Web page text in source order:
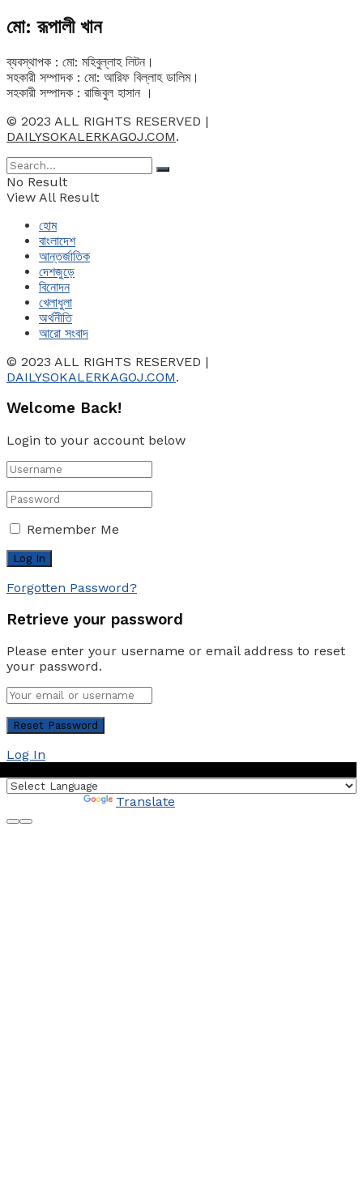
মো: রূপালী খান
ব্যবস্থাপক : মো: মহিবুল্লাহ লিটন।
সহকারী সম্পাদক : মো: আরিফ বিল্লাহ ডালিম।
সহকারী সম্পাদক : রাজিবুল হাসান ।
© 2023 ALL RIGHTS RESERVED |
DAILYSOKALERKAGOJ.COM.
No Result
View All Result
হোম
বাংলাদেশ
আন্তর্জাতিক
দেশজুড়ে
বিনোদন
খেলাধুলা
অর্থনীতি
আরো সংবাদ
© 2023 ALL RIGHTS RESERVED |
DAILYSOKALERKAGOJ.COM.
Welcome Back!
Login to your account below
Remember Me
Forgotten Password?
Retrieve your password
Please enter your username or email address to reset
your password.
Log In
Translate